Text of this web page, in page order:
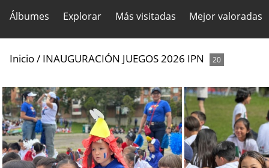
Álbumes Explorar Más visitadas Mejor valoradas
Inicio/ INAUGURACIÓN JUEGOS 2026 IPN 20